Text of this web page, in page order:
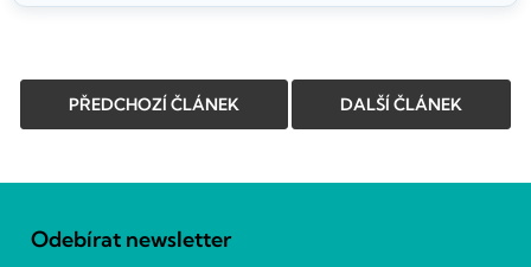
PŘEDCHOZÍ ČLÁNEK DALŠÍ ČLÁNEK
Odebírat newsletter